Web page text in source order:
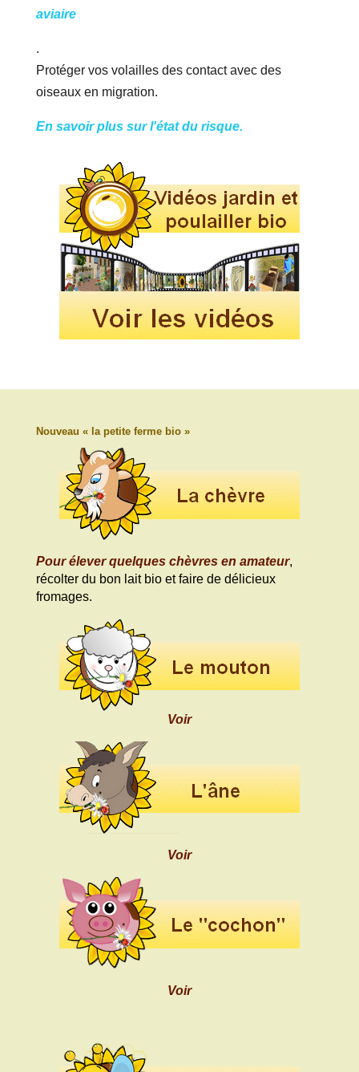
aviaire
.
Protéger vos volailles des contact avec des
oiseaux en migration.
En savoir plus sur l'état du risque.
Nouveau « la petite ferme bio »
Pour élever quelques chèvres en amateur,
récolter du bon lait bio et faire de délicieux
fromages.
Voir
Voir
Voir